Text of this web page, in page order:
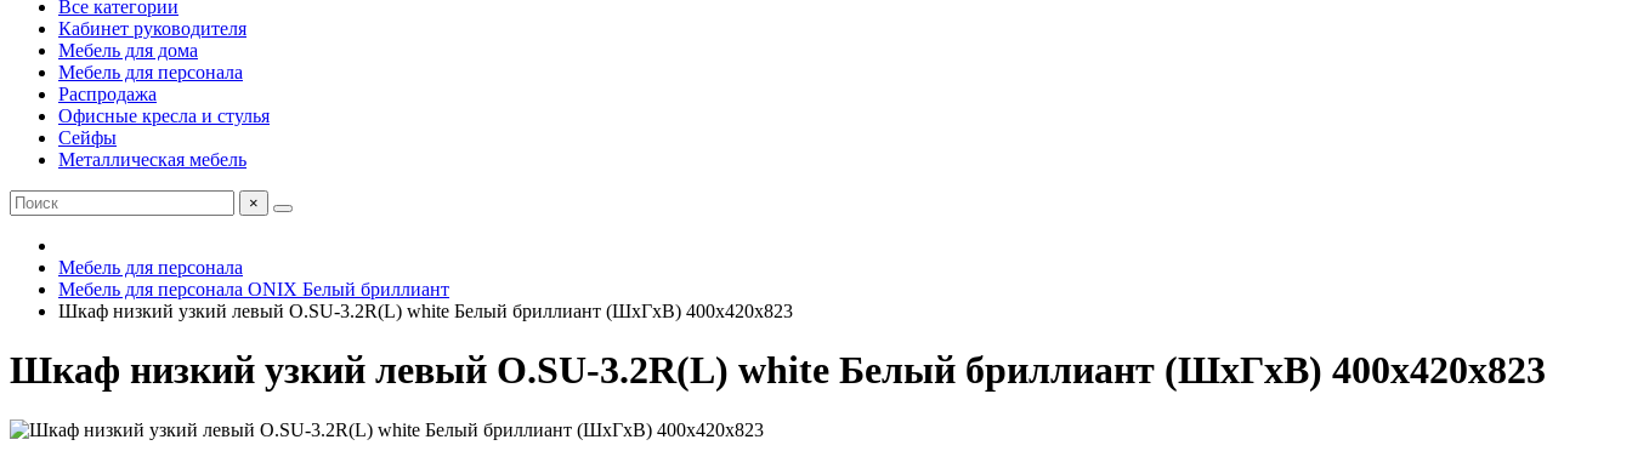
Все категории
Кабинет руководителя
Мебель для дома
Мебель для персонала
Распродажа
Офисные кресла и стулья
Сейфы
Металлическая мебель
×
Мебель для персонала
Мебель для персонала ONIX Белый бриллиант
Шкаф низкий узкий левый O.SU-3.2R(L) white Белый бриллиант (ШхГхВ) 400х420х823
Шкаф низкий узкий левый O.SU-3.2R(L) white Белый бриллиант (ШхГхВ) 400х420х823